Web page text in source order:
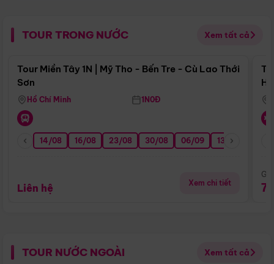
TOUR TRONG NƯỚC Xem tất cả
Điểm nổi bật
Tour Miền Tây 1N | Mỹ Tho - Bến Tre - Cù Lao Thới
Sơn
Hồ Chí Minh 1N0Đ
14/08 16/08 23/08 30/08 06/09 13/09
Liên hệ Xem chi tiết
TOUR NƯỚC NGOÀI Xem tất cả
Điểm nổi bật